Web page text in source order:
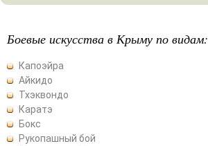
Боевые искусства в Крыму по видам:
Капоэйра
Айкидо
Тхэквондо
Каратэ
Бокс
Рукопашный бой